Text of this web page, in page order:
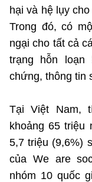
Chữ ký số
Giải pháp
Điều khoản sử dụng
Sơ đồ trang
Liên kết
Cơ quan chủ quản:
Chịu trách nhiệm nội
Trung tâm Truyền
Liên hệ
hại và hệ lụy
Trong đó, có
ngại cho tất cả
trạng hỗn loạn
chứng, thông tin
Tại Việt Nam,
khoảng 65 triệu
5,7 triệu (9,6%)
của We are
nhóm 10 quốc